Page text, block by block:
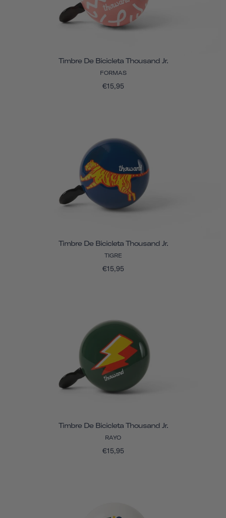
Timbre De Bicicleta Thousand Jr.
FORMAS
€15,95
Timbre De Bicicleta Thousand Jr.
TIGRE
€15,95
Timbre De Bicicleta Thousand Jr.
RAYO
€15,95